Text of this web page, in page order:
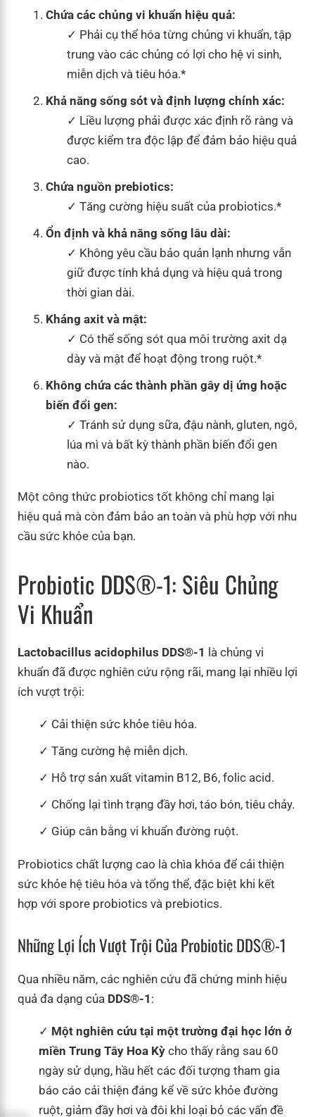
Chứa các chủng vi khuẩn hiệu quả:
Phải cụ thể hóa từng chủng vi khuẩn, tập
trung vào các chủng có lợi cho hệ vi sinh,
miễn dịch và tiêu hóa.*
Khả năng sống sót và định lượng chính xác:
Liều lượng phải được xác định rõ ràng và
được kiểm tra độc lập để đảm bảo hiệu quả
cao.
Chứa nguồn prebiotics:
Tăng cường hiệu suất của probiotics.*
Ổn định và khả năng sống lâu dài:
Không yêu cầu bảo quản lạnh nhưng vẫn
giữ được tính khả dụng và hiệu quả trong
thời gian dài.
Kháng axit và mật:
Có thể sống sót qua môi trường axit dạ
dày và mật để hoạt động trong ruột.*
Không chứa các thành phần gây dị ứng hoặc
biến đổi gen:
Tránh sử dụng sữa, đậu nành, gluten, ngô,
lúa mì và bất kỳ thành phần biến đổi gen
nào.
Một công thức probiotics tốt không chỉ mang lại
hiệu quả mà còn đảm bảo an toàn và phù hợp với nhu
cầu sức khỏe của bạn.
Probiotic DDS®-1: Siêu Chủng
Vi Khuẩn
Lactobacillus acidophilus DDS®-1 là chủng vi
khuẩn đã được nghiên cứu rộng rãi, mang lại nhiều lợi
ích vượt trội:
Cải thiện sức khỏe tiêu hóa.
Tăng cường hệ miễn dịch.
Hỗ trợ sản xuất vitamin B12, B6, folic acid.
Chống lại tình trạng đầy hơi, táo bón, tiêu chảy.
Giúp cân bằng vi khuẩn đường ruột.
Probiotics chất lượng cao là chìa khóa để cải thiện
sức khỏe hệ tiêu hóa và tổng thể, đặc biệt khi kết
hợp với spore probiotics và prebiotics.
Những Lợi Ích Vượt Trội Của Probiotic DDS®-1
Qua nhiều năm, các nghiên cứu đã chứng minh hiệu
quả đa dạng của DDS®-1 :
Một nghiên cứu tại một trường đại học lớn ở
miền Trung Tây Hoa Kỳ cho thấy rằng sau 60
ngày sử dụng, hầu hết các đối tượng tham gia
báo cáo cải thiện đáng kể về sức khỏe đường
ruột, giảm đầy hơi và đôi khi loại bỏ các vấn đề